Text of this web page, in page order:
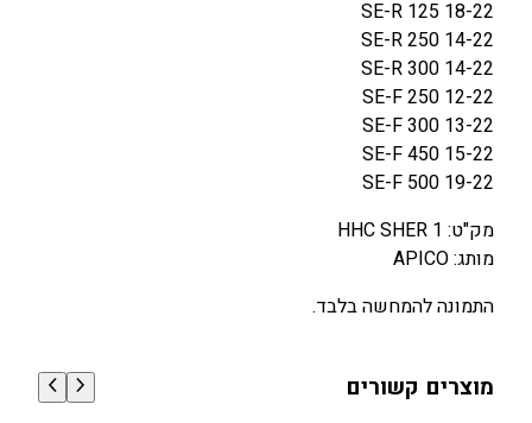
א
ו
ל
י
S
H
R
C
S
-
R
SE-R 125 18-22
SE-R 250 14-22
SE-R 300 14-22
SE-F 250 12-22
SE-F 300 13-22
SE-F 450 15-22
SE-F 500 19-22
מק"ט: HHC SHER 1
מותג: APICO
התמונה להמחשה בלבד.
מוצרים קשורים